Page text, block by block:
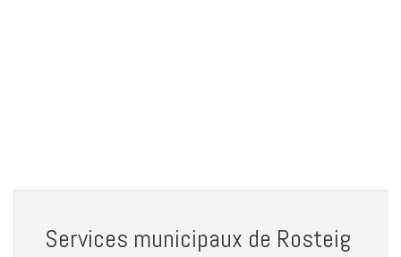
Services municipaux de Rosteig